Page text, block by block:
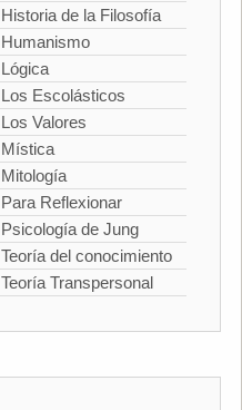
Historia de la Filosofía
Humanismo
Lógica
Los Escolásticos
Los Valores
Mística
Mitología
Para Reflexionar
Psicología de Jung
Teoría del conocimiento
Teoría Transpersonal